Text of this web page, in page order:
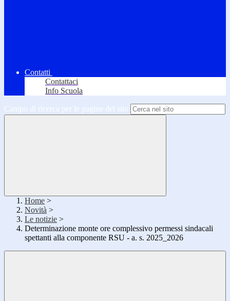
Contatti
Contattaci
Info Scuola
Campo di ricerca per le pagine del sito
Home >
Novità >
Le notizie >
Determinazione monte ore complessivo permessi sindacali
spettanti alla componente RSU - a. s. 2025_2026